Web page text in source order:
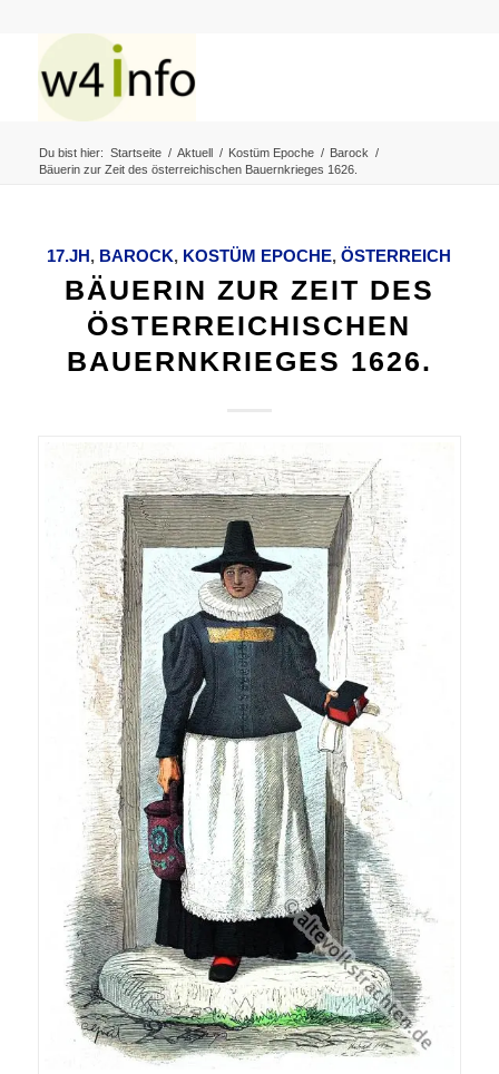
Du bist hier: Startseite / Aktuell / Kostüm Epoche / Barock /
Bäuerin zur Zeit des österreichischen Bauernkrieges 1626.
17.JH, BAROCK, KOSTÜM EPOCHE,ÖSTERREICH
BÄUERIN ZUR ZEIT DES
ÖSTERREICHISCHEN
BAUERNKRIEGES 1626.